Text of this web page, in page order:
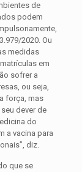
de
podem
2020. Ou
medidas
em
sofrer a
ou seja,
força, mas
dever de
do
a vacina para
diz.
que se